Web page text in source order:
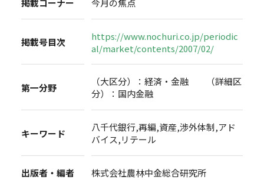
掲載コーナー 今月の焦点
掲載号目次
https://www.nochuri.co.jp/periodic
al/market/contents/2007/02/
第一分野
（大区分）：経済・金融 （詳細区
分）：国内金融
キーワード
八千代銀行,再編,資産,渉外体制,アド
バイス,リテール
出版者・編者 株式会社農林中金総合研究所